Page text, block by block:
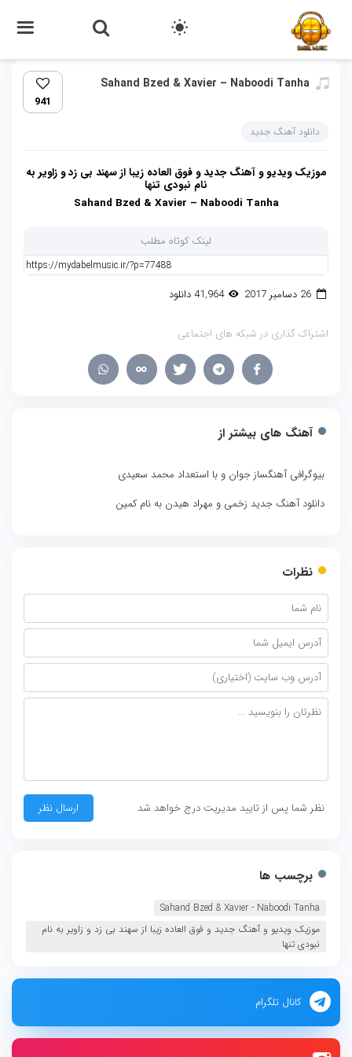
Sahand Bzed & Xavier – Naboodi Tanha
941
دانلود آهنگ جدید
موزیک ویدیو و آهنگ جدید و فوق العاده زیبا از سهند بی زد و زاویر به
نام نبودی تنها
Sahand Bzed & Xavier – Naboodi Tanha
لینک کوتاه مطلب
26 دسامبر 2017 41,964 دانلود
اشتراک گذاری در شبکه های اجتماعی
آهنگ های بیشتر از
بیوگرافی آهنگساز جوان و با استعداد محمد سعیدی
دانلود آهنگ جدید زخمی و مهراد هیدن به نام کمین
نظرات
نظر شما پس از تایید مدیریت درج خواهد شد
برچسب ها
Sahand Bzed & Xavier - Naboodi Tanha
موزیک ویدیو و آهنگ جدید و فوق العاده زیبا از سهند بی زد و زاویر به نام
نبودی تنها
کانال تلگرام